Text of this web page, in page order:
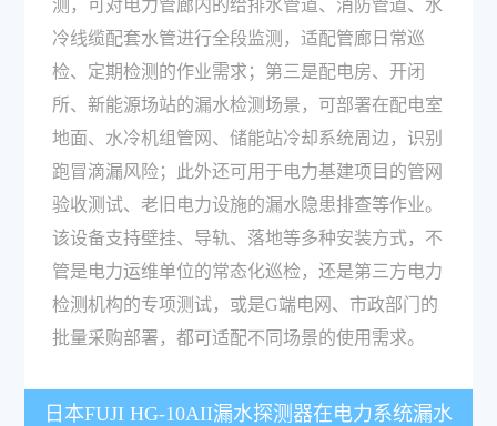
测，可对电力管廊内的给排水管道、消防管道、水
冷线缆配套水管进行全段监测，适配管廊日常巡
检、定期检测的作业需求；第三是配电房、开闭
所、新能源场站的漏水检测场景，可部署在配电室
地面、水冷机组管网、储能站冷却系统周边，识别
跑冒滴漏风险；此外还可用于电力基建项目的管网
验收测试、老旧电力设施的漏水隐患排查等作业。
该设备支持壁挂、导轨、落地等多种安装方式，不
管是电力运维单位的常态化巡检，还是第三方电力
检测机构的专项测试，或是G端电网、市政部门的
批量采购部署，都可适配不同场景的使用需求。
日本FUJI HG-10AII漏水探测器在电力系统漏水